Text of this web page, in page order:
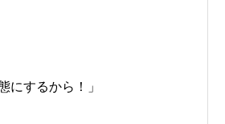
するから！」